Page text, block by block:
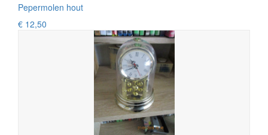
Pepermolen hout
€ 12,50